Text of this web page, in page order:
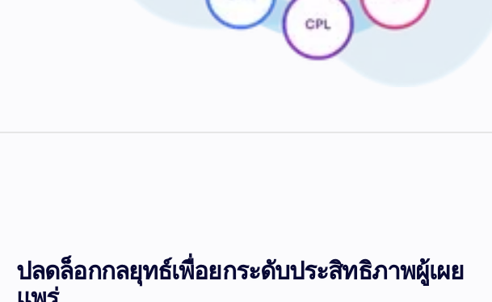
ปลดล็อกกลยุทธ์เพื่อยกระดับประสิทธิภาพผู้เผย